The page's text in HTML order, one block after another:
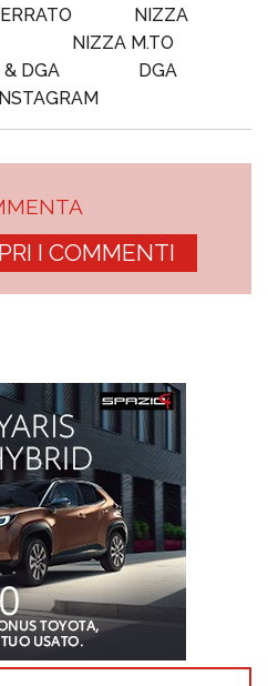
NIZZA
NIZZA M.TO
& DGA
DGA
INSTAGRAM
I COMMENTI